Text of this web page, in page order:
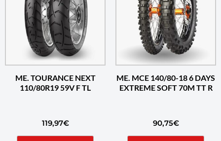
ME. TOURANCE NEXT
110/80R19 59V F TL
119,97€
ME. MCE 140/80-18 6 DAYS
EXTREME SOFT 70M TT R
90,75€